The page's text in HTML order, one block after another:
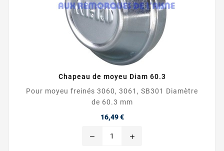
Chapeau de moyeu Diam 60.3
Pour moyeu freinés 3060, 3061, SB301 Diamètre
de 60.3 mm
16,49 €Prix
remove add